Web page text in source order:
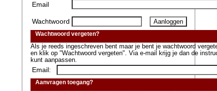
Email
Wachtwoord
Wachtwoord vergeten?
Als je reeds ingeschreven bent maar je bent je wachtwoord
en klik op "Wachtwoord vergeten". Via e-mail krijg je dan de
kunt aanpassen.
Email:
Aanvragen toegang?